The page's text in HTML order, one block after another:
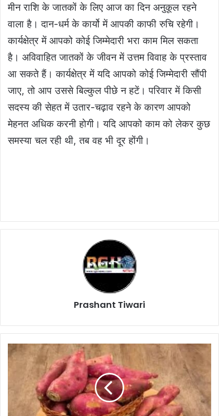
मीन राशि के जातकों के लिए आज का दिन अनुकूल रहने
वाला है। दान-धर्म के कार्यो में आपकी काफी रुचि रहेगी।
कार्यक्षेत्र में आपको कोई जिम्मेदारी भरा काम मिल सकता
है। अविवाहित जातकों के जीवन में उत्तम विवाह के प्रस्ताव
आ सकते हैं। कार्यक्षेत्र में यदि आपको कोई जिम्मेदारी सौंपी
जाए, तो आप उससे बिल्कुल पीछे न हटें। परिवार में किसी
सदस्य की सेहत में उतार-चढ़ाव रहने के कारण आपको
मेहनत अधिक करनी होगी। यदि आपको काम को लेकर कुछ
समस्या चल रही थी, तब वह भी दूर होंगी।
Prashant Tiwari
Potato
Benefits:
शकरकंद
सेवन